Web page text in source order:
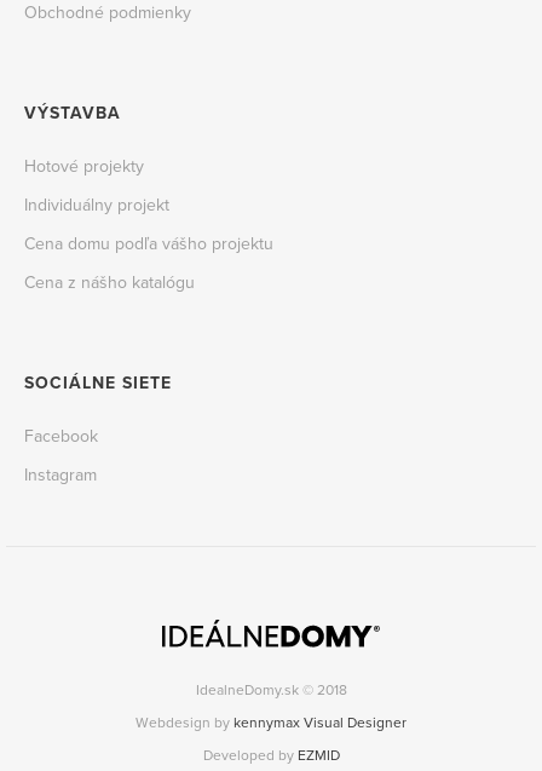
IdealneDomy.sk © 2018
Webdesign by kennymax Visual Designer
Developed by EZMID
Obchodné podmienky
VÝSTAVBA
Hotové projekty
Individuálny projekt
Cena domu podľa vášho projektu
Cena z nášho katalógu
SOCIÁLNE SIETE
Facebook
Instagram